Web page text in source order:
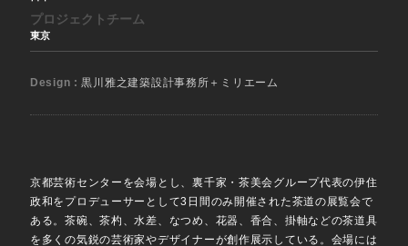
プロジェクトチーム
東京
Design :黒川雅之建築設計事務所＋ミリエーム
京都芸術センターを会場とし、裏千家・茶美会グループ代表の伊住
政和をプロデューサーとして3日間のみ開催された茶道の展覧会で
ある。茶碗、茶杓、水差、なつめ、花器、香合、掛軸などの茶道具
を多くの気鋭の芸術家やデザイナーが創作展示している。会場には